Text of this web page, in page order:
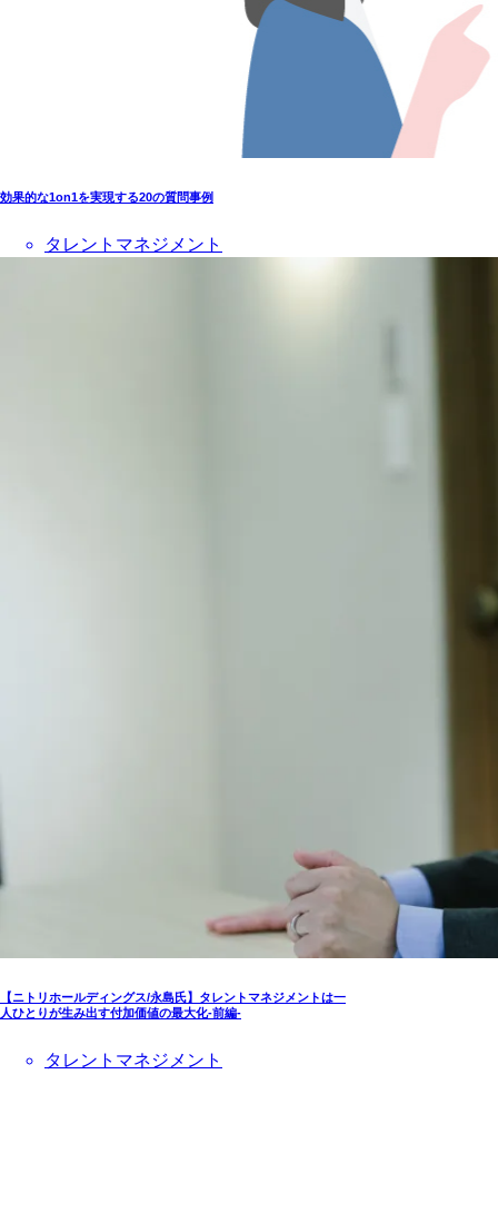
効果的な1on1を実現する20の質問事例
タレントマネジメント
【ニトリホールディングス/永島氏】タレントマネジメントは一
人ひとりが生み出す付加価値の最大化-前編-
タレントマネジメント